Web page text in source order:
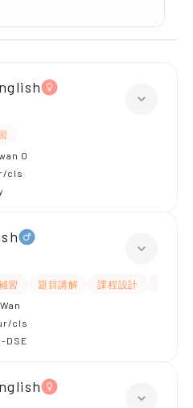
O
cls
習 題目講解 課程設計
cls
DSE